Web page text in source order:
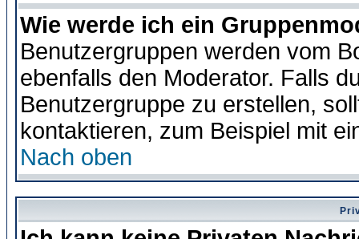
Wie werde ich ein
Benutzergruppen werden vom
ebenfalls den Moderator. Falls
Benutzergruppe zu erstellen,
kontaktieren, zum Beispiel mit
Nach oben